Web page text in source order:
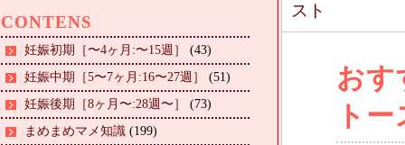
CONTENS
妊娠初期［〜4ヶ月:〜15週］
(43)
妊娠中期［5〜7ヶ月:16〜27週］
(51)
妊娠後期［8ヶ月〜:28週〜］
(73)
まめまめマメ知識 (199)
スト
おす
ト